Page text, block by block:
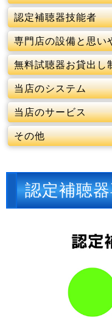
認定補聴器技能者
専門店の設備と思い
無料試聴器お貸出し
当店のシステム
当店のサービス
その他
認定補聴